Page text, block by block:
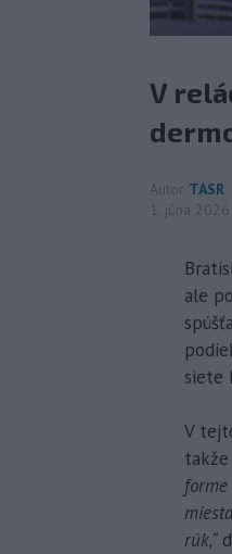
V
Autor TASR
1. júna
ale
siete
V
rúk,“